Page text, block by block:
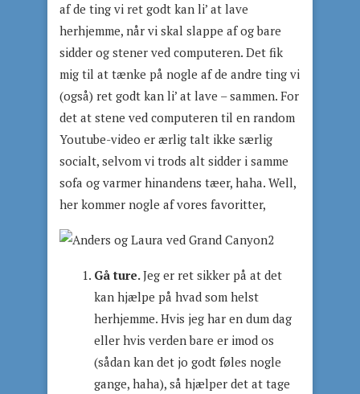
af de ting vi ret godt kan li’ at lave
herhjemme, når vi skal slappe af og bare
sidder og stener ved computeren. Det fik
mig til at tænke på nogle af de andre ting vi
(også) ret godt kan li’ at lave – sammen. For
det at stene ved computeren til en random
Youtube-video er ærlig talt ikke særlig
socialt, selvom vi trods alt sidder i samme
sofa og varmer hinandens tæer, haha. Well,
her kommer nogle af vores favoritter,
Gå ture.Jeg er ret sikker på at det
kan hjælpe på hvad som helst
herhjemme. Hvis jeg har en dum dag
eller hvis verden bare er imod os
(sådan kan det jo godt føles nogle
gange, haha), så hjælper det at tage